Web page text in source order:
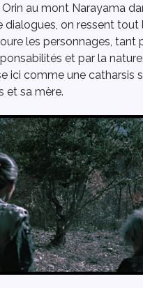
au mont Narayama
dialogues, on ressent tout
les personnages, tant
et par la
ici comme une catharsis
et sa mère.